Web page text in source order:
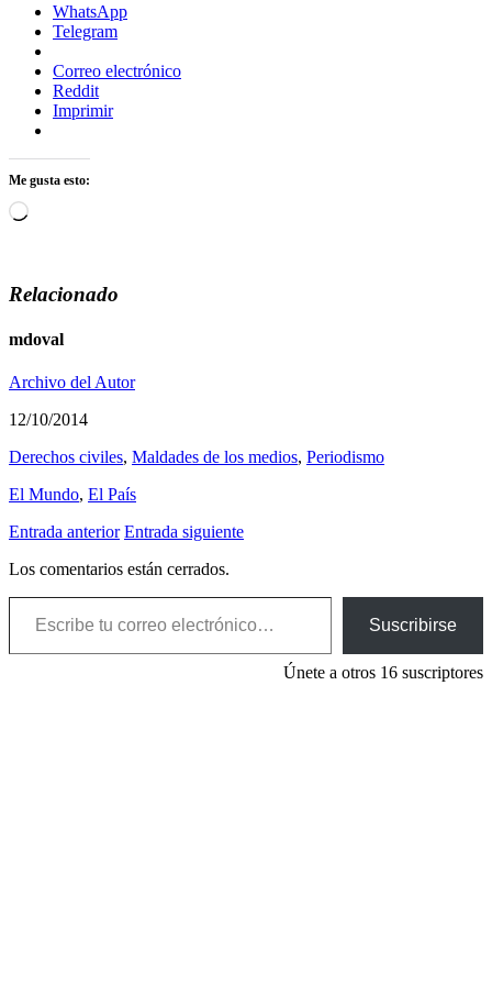
WhatsApp
Telegram
Correo electrónico
Reddit
Imprimir
Me gusta esto:
Cargando...
Relacionado
mdoval
Archivo del Autor
12/10/2014
Derechos civiles, Maldades de los medios, Periodismo
El Mundo, El País
Entrada anterior Entrada siguiente
Los comentarios están cerrados.
Escribe tu correo electrónico…
Suscribirse
Únete a otros 16 suscriptores